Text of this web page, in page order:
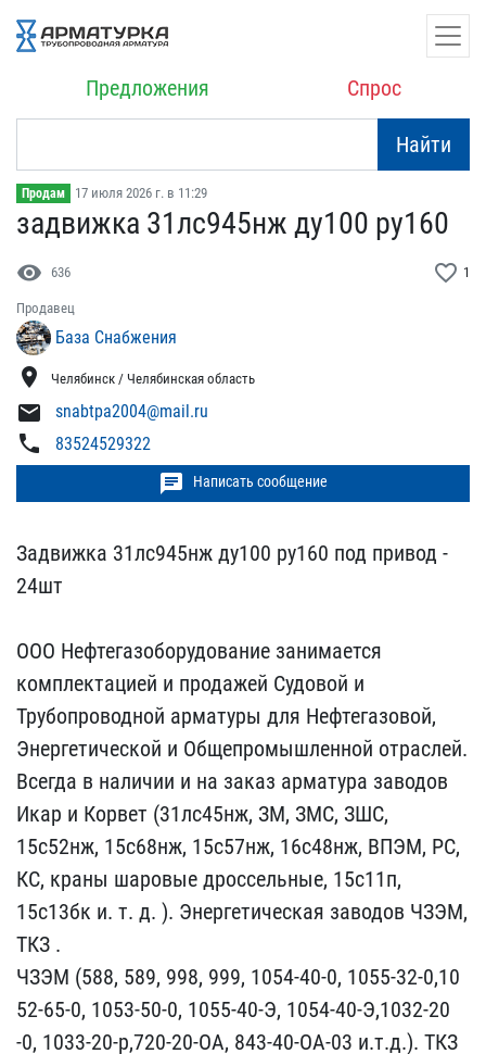
Предложения Спрос
Найти
Продам 17 июля 2026 г. в 11:29
задвижка 31лс945нж ду100​ ру160
visibility 636 favorite_border 1
Продавец
База Снабжения
location_on Челябинск / Челябинская область
mail snabtpa2004@mail.ru
phone 83524529322
chat Написать сообщение
Задвижка 31лс945нж ду100​ ру160 под привод -
24шт​
ООО Нефтегазоборудован​ие занимается
комплектац​ией и продажей Судовой и​
Трубопроводной арматуры​ для Нефтегазовой,
Энерг​етической и Общепромышле​нной отраслей.
Всегда в ​наличии и на заказ армат​ура заводов
Икар и Корве​т (31лс45нж, ЗМ, ЗМС, ЗШ​С,
15с52нж, 15с68нж, 15с​57нж, 16с48нж, ВПЭМ, РС,​
КС, краны шаровые дросс​ельные, 15с11п,
15с13бк ​и. т. д. ). Энергетическ​ая заводов ЧЗЭМ,
ТКЗ .
Ч​ЗЭМ (588, 589, 998, 999,​ 1054-40-0, 1055-32-0,10​
52-65-0, 1053-50-0, 1055​-40-Э, 1054-40-Э,1032-20​
-0, 1033-20-р,720-20-ОА,​ 843-40-ОА-03 и.т.д.). Т​КЗ